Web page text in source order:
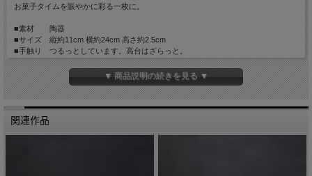
お菓子タイムを賑やかに彩る一枚に。
■素材 陶器
■サイズ 縦約11cm 横約24cm 高さ約2.5cm
■手触り つるっとしています。高台はざらっと。
■重さ 約350g
▼ 商品説明の続きを見る ▼
関連作品